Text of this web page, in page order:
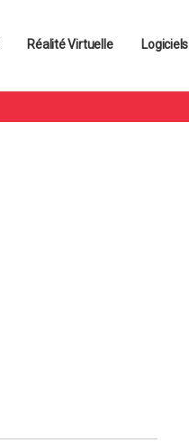
Réalité Virtuelle Logiciels